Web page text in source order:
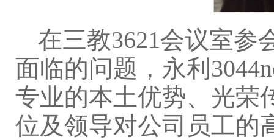
在三教3621会议室参
面临的问题，永利
专业的本土优势、光荣
位及领导对公司员工的